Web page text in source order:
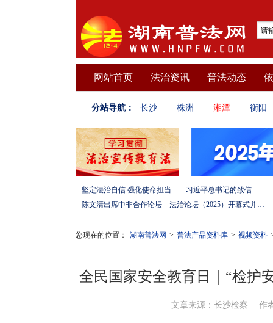
网站首页 法治资讯 普法动态
分站导航： 长沙 株洲 湘潭 衡阳
坚定法治自信 强化使命担当——习近平总书记的致信激励法学法律工作者投身全面依法治国伟大实践
陈文清出席中非合作论坛－法治论坛（2025）开幕式并在湖南调研
您现在的位置： 湖南普法网 > 普法产品资料库 > 视频资料
全民国家安全教育日｜“检护
文章来源：长沙检察 作